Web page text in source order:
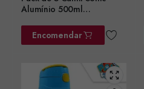
Alumínio 500ml
Encomendar